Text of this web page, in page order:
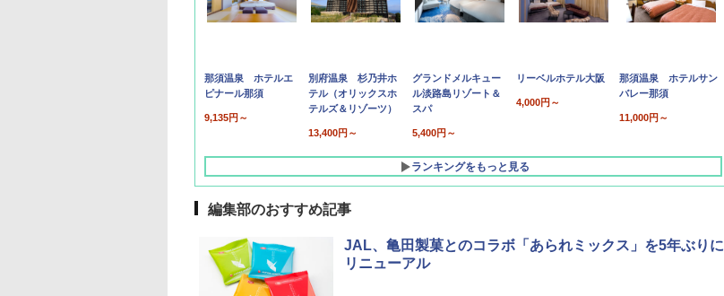
那須温泉 ホテルエ
ピナール那須
9,135円～
別府温泉 杉乃井ホ
テル（オリックスホ
テルズ＆リゾーツ）
13,400円～
グランドメルキュー
ル淡路島リゾート＆
スパ
5,400円～
リーベルホテル大阪
4,000円～
那須温泉 ホテルサン
バレー那須
11,000円～
ランキングをもっと見る
編集部のおすすめ記事
JAL、亀田製菓とのコラボ「あられミックス」を5年ぶりに
リニューアル